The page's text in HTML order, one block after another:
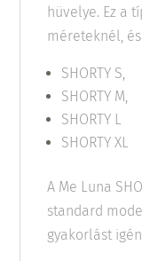
hüvelye. Ez a
méreteknél,
SHORTY S,
SHORTY M,
SHORTY L
SHORTY XL
A Me Luna
standard
gyakorlást